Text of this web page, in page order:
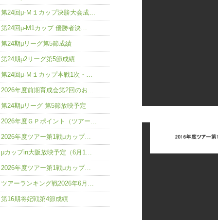
第24回μ-Ｍ１カップ決勝大会成…
第24回μ-M1カップ 優勝者決…
第24期μリーグ第5節成績
第24期μ2リーグ第5節成績
第24回μ-Ｍ１カップ本戦1次・…
2026年度前期育成会第2回のお…
第24期μリーグ 第5節放映予定
2026年度ＧＰポイント（ツアー…
2026年度ツアー第1戦μカップ…
μカップin大阪放映予定（6月1…
2026年度ツアー第1戦μカップ…
ツアーランキング戦2026年6月…
第16期将妃戦第4節成績